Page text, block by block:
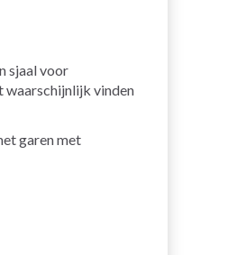
sjaal voor
waarschijnlijk vinden
garen met